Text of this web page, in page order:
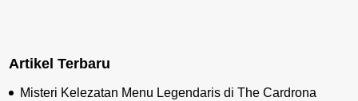
Artikel Terbaru
Misteri Kelezatan Menu Legendaris di The Cardrona